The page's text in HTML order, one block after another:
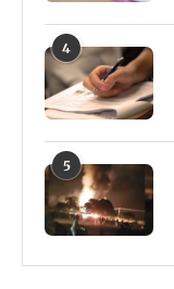
4
5